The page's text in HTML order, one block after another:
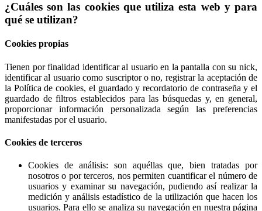
¿Cuáles son las cookies que utiliza esta web y para
qué se utilizan?
Cookies propias
Tienen por finalidad identificar al usuario en la pantalla con su nick,
identificar al usuario como suscriptor o no, registrar la aceptación de
la Política de cookies, el guardado y recordatorio de contraseña y el
guardado de filtros establecidos para las búsquedas y, en general,
proporcionar información personalizada según las preferencias
manifestadas por el usuario.
Cookies de terceros
Cookies de análisis: son aquéllas que, bien tratadas por
nosotros o por terceros, nos permiten cuantificar el número de
usuarios y examinar su navegación, pudiendo así realizar la
medición y análisis estadístico de la utilización que hacen los
usuarios. Para ello se analiza su navegación en nuestra página